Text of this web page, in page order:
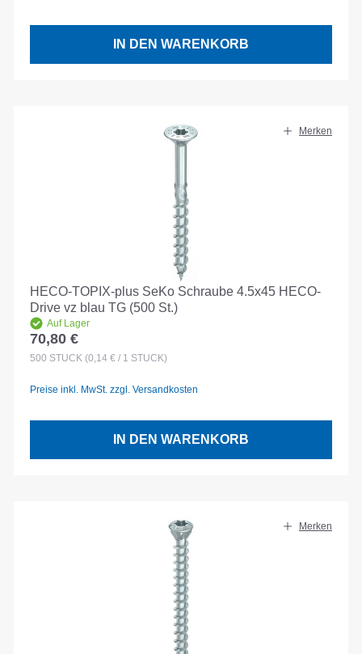
IN DEN WARENKORB
Merken
HECO-TOPIX-plus SeKo Schraube 4.5x45 HECO-
Drive vz blau TG (500 St.)
Auf Lager
Regulärer Preis:
70,80 €
500 STÜCK (0,14 € / 1 STÜCK)
Preise inkl. MwSt. zzgl. Versandkosten
IN DEN WARENKORB
Merken